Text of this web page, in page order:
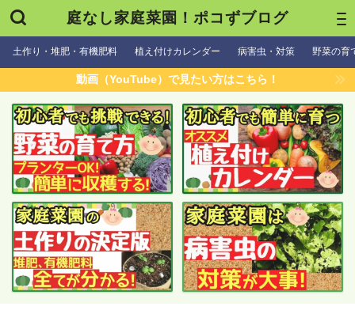
庭なし家庭菜園！ポコずブログ
土作り・堆肥・有機肥料 植え付けカレンダー 病害虫・対策 野菜の育
動画（YouTube）で見たい方はこちら！